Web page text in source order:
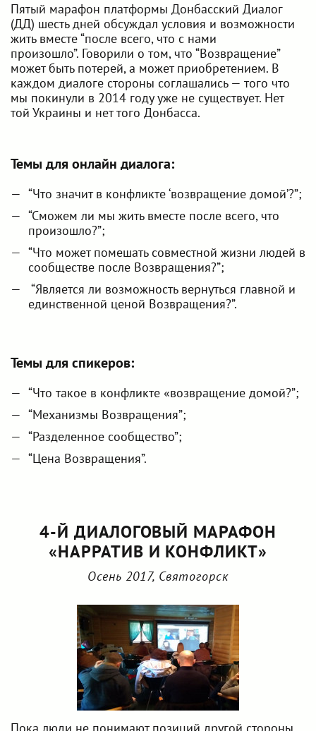
Пятый марафон платформы Донбасский Диалог
(ДД) шесть дней обсуждал условия и возможности
жить вместе “после всего, что с нами
произошло”. Говорили о том, что “Возвращение”
может быть потерей, а может приобретением. В
каждом диалоге стороны соглашались — того что
мы покинули в 2014 году уже не существует. Нет
той Украины и нет того Донбасса.
Темы для онлайн диалога:
“Что значит в конфликте ‘возвращение домой’?”;
“Сможем ли мы жить вместе после всего, что
произошло?”;
“Что может помешать совместной жизни людей в
сообществе после Возвращения?”;
“Является ли возможность вернуться главной и
единственной ценой Возвращения?”.
Темы для спикеров:
“Что такое в конфликте «возвращение домой?”;
“Механизмы Возвращения”;
“Разделенное сообщество”;
“Цена Возвращения”.
4-Й ДИАЛОГОВЫЙ МАРАФОН
«НАРРАТИВ И КОНФЛИКТ»
Осень 2017, Святогорск